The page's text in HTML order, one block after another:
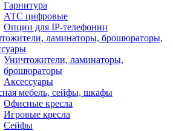
Гарнитура
АТС цифровые
Опции для IP-телефонии
ламинаторы, брошюраторы,
Уничтожители, ламинаторы,
брошюраторы
Аксессуары
мебель, сейфы, шкафы
Офисные кресла
Игровые кресла
Сейфы